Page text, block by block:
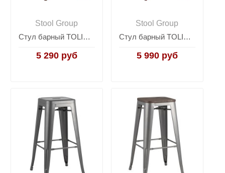
Stool Group
Стул барный TOLIX красный глянцевый
5 290 руб
Stool Group
Стул барный TOLIX WOOD красный глянцевый
5 990 руб